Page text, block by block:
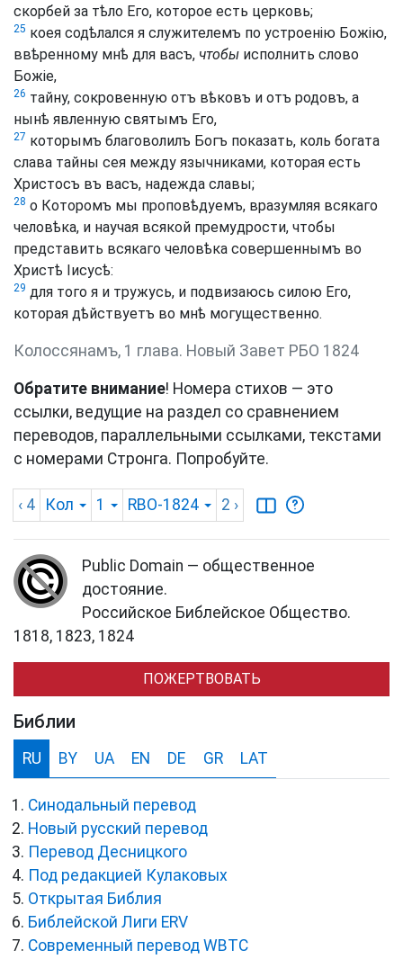
скорбей за тѣло Его, которое есть церковь;
25 коея содѣлался я служителемъ по устроенію Божію,
ввѣренному мнѣ для васъ, чтобы исполнить слово
Божіе,
26 тайну, сокровенную отъ вѣковъ и отъ родовъ, а
нынѣ явленную святымъ Его,
27 которымъ благоволилъ Богъ показать, коль богата
слава тайны сея между язычниками, которая есть
Христосъ въ васъ, надежда славы;
28 о Которомъ мы проповѣдуемъ, вразумляя всякаго
человѣка, и научая всякой премудрости, чтобы
представить всякаго человѣка совершеннымъ во
Христѣ Іисусѣ:
29 для того я и тружусь, и подвизаюсь силою Его,
которая дѣйствуетъ во мнѣ могущественно.
Колоссянамъ, 1 глава. Новый Завет РБО 1824
Обратите внимание! Номера стихов — это
ссылки, ведущие на раздел со сравнением
переводов, параллельными ссылками, текстами
с номерами Стронга. Попробуйте.
‹ 4 Кол 1 RBO-1824 2 ›
Public Domain — общественное
достояние.
Российское Библейское Общество.
1818, 1823, 1824
ПОЖЕРТВОВАТЬ
Библии
RU BY UA EN DE GR LAT
Синодальный перевод
Новый русский перевод
Перевод Десницкого
Под редакцией Кулаковых
Открытая Библия
Библейской Лиги ERV
Cовременный перевод WBTC